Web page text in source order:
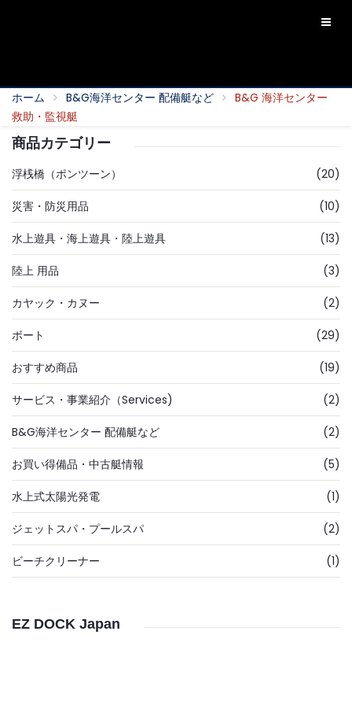
ホーム B&G海洋センター 配備艇など
B&G 海洋センター
救助・監視艇
商品カテゴリー
浮桟橋（ポンツーン）
(20)
災害・防災用品 (10)
水上遊具・海上遊具・陸上遊具 (13)
陸上 用品 (3)
カヤック・カヌー (2)
ボート (29)
おすすめ商品 (19)
サービス・事業紹介（Services) (2)
B&G海洋センター 配備艇など (2)
お買い得備品・中古艇情報 (5)
水上式太陽光発電 (1)
ジェットスパ・プールスパ (2)
ビーチクリーナー (1)
EZ DOCK Japan